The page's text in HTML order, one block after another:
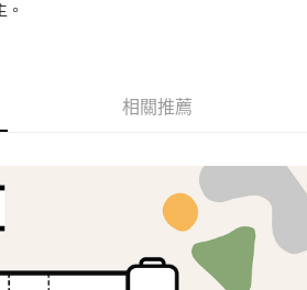
需綁卡、不需儲值。
後，再付款。
程】
先享後付」後，將跳轉至「AFTEE先享後付」
認金額後，即可完成結帳。
到繳費通知簡訊。
內，點擊此簡訊中的連結，可透過四大超商／
含以上)免運費
含以上)免運費
相關推薦